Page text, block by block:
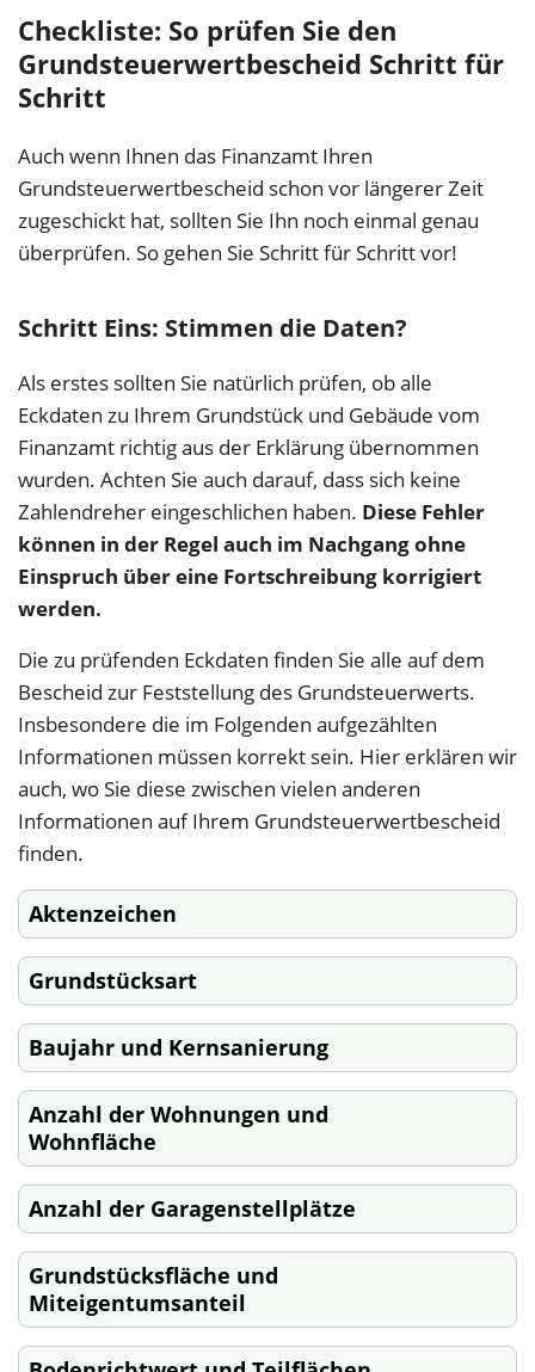
Checkliste: So prüfen Sie den
Grundsteuerwertbescheid Schritt für
Schritt
Auch wenn Ihnen das Finanzamt Ihren
Grundsteuerwertbescheid schon vor längerer Zeit
zugeschickt hat, sollten Sie Ihn noch einmal genau
überprüfen. So gehen Sie Schritt für Schritt vor!
Schritt Eins: Stimmen die Daten?
Als erstes sollten Sie natürlich prüfen, ob alle
Eckdaten zu Ihrem Grundstück und Gebäude vom
Finanzamt richtig aus der Erklärung übernommen
wurden. Achten Sie auch darauf, dass sich keine
Zahlendreher eingeschlichen haben. Diese Fehler
können in der Regel auch im Nachgang ohne
Einspruch über eine Fortschreibung korrigiert
werden.
Die zu prüfenden Eckdaten finden Sie alle auf dem
Bescheid zur Feststellung des Grundsteuerwerts.
Insbesondere die im Folgenden aufgezählten
Informationen müssen korrekt sein. Hier erklären wir
auch, wo Sie diese zwischen vielen anderen
Informationen auf Ihrem Grundsteuerwertbescheid
finden.
Aktenzeichen
Grundstücksart
Baujahr und Kernsanierung
Anzahl der Wohnungen und
Wohnfläche
Anzahl der Garagenstellplätze
Grundstücksfläche und
Miteigentumsanteil